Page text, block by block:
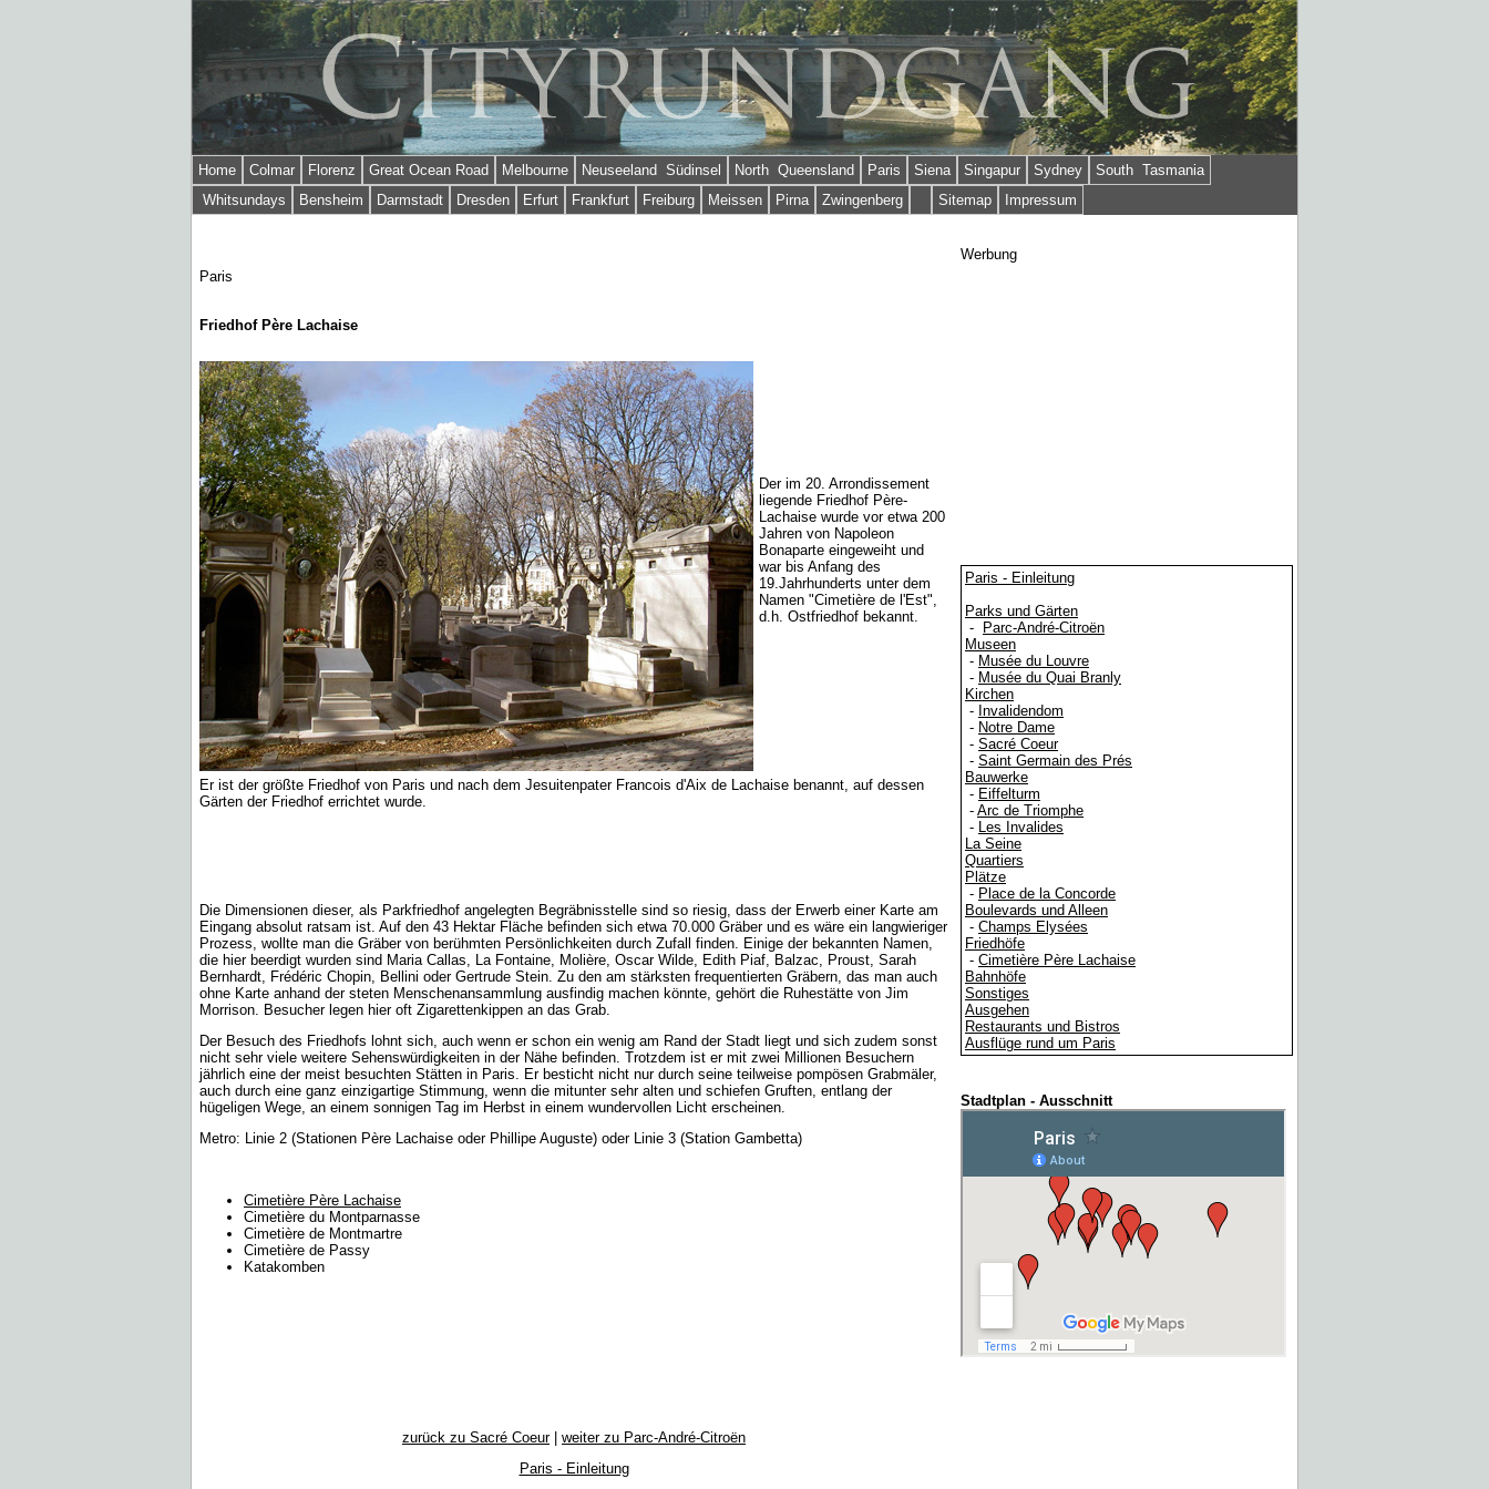
Home Colmar Florenz Great Ocean Road Melbourne Neuseeland Südinsel North Queensland Paris Siena Singapur Sydney
South Tasmania
Whitsundays
Bensheim Darmstadt Dresden Erfurt Frankfurt Freiburg Meissen Pirna Zwingenberg Sitemap Impressum
Werbung
Paris - Einleitung
Parks und Gärten
-
Parc-André-Citroën
Museen
- Musée du Louvre
- Musée du Quai Branly
Kirchen
- Invalidendom
- Notre Dame
- Sacré Coeur
- Saint Germain des Prés
Bauwerke
- Eiffelturm
- Arc de Triomphe
- Les Invalides
La Seine
Quartiers
Plätze
- Place de la Concorde
Boulevards und Alleen
- Champs Elysées
Friedhöfe
- Cimetière Père Lachaise
Bahnhöfe
Sonstiges
Ausgehen
Restaurants und Bistros
Ausflüge rund um Paris
Stadtplan - Ausschnitt
Paris
Friedhof Père Lachaise
Der im 20. Arrondissement
liegende Friedhof Père-
Lachaise wurde vor etwa 200
Jahren von Napoleon
Bonaparte eingeweiht und
war bis Anfang des
19.Jahrhunderts unter dem
Namen "Cimetière de l'Est",
d.h. Ostfriedhof bekannt.
Er ist der größte Friedhof von Paris und nach dem Jesuitenpater Francois d'Aix de Lachaise benannt, auf dessen
Gärten der Friedhof errichtet wurde.
Die Dimensionen dieser, als Parkfriedhof angelegten Begräbnisstelle sind so riesig, dass der Erwerb einer Karte am
Eingang absolut ratsam ist. Auf den 43 Hektar Fläche befinden sich etwa 70.000 Gräber und es wäre ein langwieriger
Prozess, wollte man die Gräber von berühmten Persönlichkeiten durch Zufall finden. Einige der bekannten Namen,
die hier beerdigt wurden sind Maria Callas, La Fontaine, Molière, Oscar Wilde, Edith Piaf, Balzac, Proust, Sarah
Bernhardt, Frédéric Chopin, Bellini oder Gertrude Stein. Zu den am stärksten frequentierten Gräbern, das man auch
ohne Karte anhand der steten Menschenansammlung ausfindig machen könnte, gehört die Ruhestätte von Jim
Morrison. Besucher legen hier oft Zigarettenkippen an das Grab.
Der Besuch des Friedhofs lohnt sich, auch wenn er schon ein wenig am Rand der Stadt liegt und sich zudem sonst
nicht sehr viele weitere Sehenswürdigkeiten in der Nähe befinden. Trotzdem ist er mit zwei Millionen Besuchern
jährlich eine der meist besuchten Stätten in Paris. Er besticht nicht nur durch seine teilweise pompösen Grabmäler,
auch durch eine ganz einzigartige Stimmung, wenn die mitunter sehr alten und schiefen Gruften, entlang der
hügeligen Wege, an einem sonnigen Tag im Herbst in einem wundervollen Licht erscheinen.
Metro: Linie 2 (Stationen Père Lachaise oder Phillipe Auguste) oder Linie 3 (Station Gambetta)
Cimetière Père Lachaise
Cimetière du Montparnasse
Cimetière de Montmartre
Cimetière de Passy
Katakomben
zurück zu Sacré Coeur| weiter zu Parc-André-Citroën
Paris - Einleitung